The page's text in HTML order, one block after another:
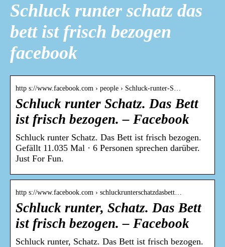
Schluck runter schatz das
bett ist frisch bezogen
facebook
http s://www.facebook.com › people › Schluck-runter-S…
Schluck runter Schatz. Das Bett
ist frisch bezogen. – Facebook
Schluck runter Schatz. Das Bett ist frisch bezogen.
Gefällt 11.035 Mal · 6 Personen sprechen darüber.
Just For Fun.
http s://www.facebook.com › schluckrunterschatzdasbett…
Schluck runter, Schatz. Das Bett
ist frisch bezogen. – Facebook
Schluck runter, Schatz. Das Bett ist frisch bezogen.